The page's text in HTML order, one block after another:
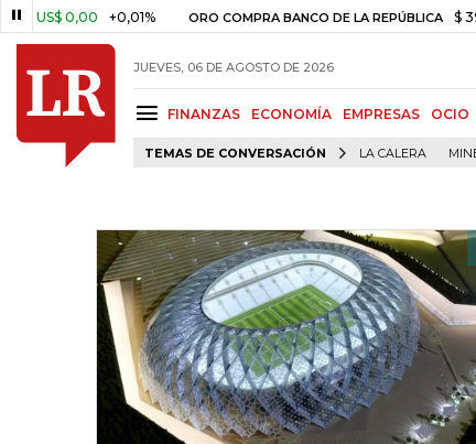
0,00 +0,01% ORO COMPRA BANCO DE LA REPÚBLICA $
JUEVES, 06 DE AGOSTO DE 2026
FINANZAS ECONOMÍA EMPRESAS OCIO
TEMAS DE CONVERSACIÓN LA CALERA